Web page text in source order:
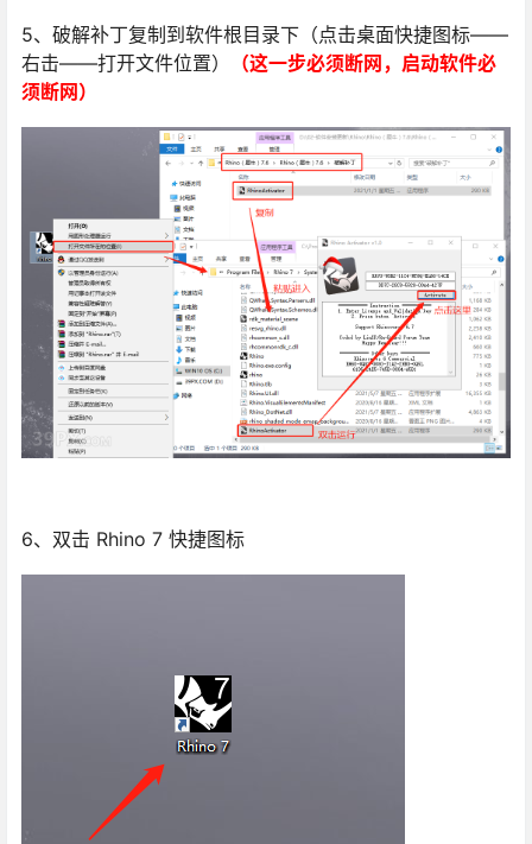
5、破解补丁复制到软件根目录下（点击桌面快捷图标——
右击——打开文件位置）
（这一步必须断网，启动软件必
须断网）
6、双击 Rhino 7 快捷图标